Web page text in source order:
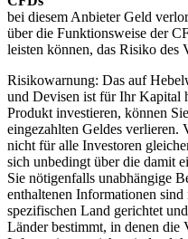
bei diesem Anbieter Geld
über die Funktionsweise der
leisten können, das Risiko des
Risikowarnung: Das auf
und Devisen ist für Ihr Kapital
Produkt investieren, können
eingezahlten Geldes verlieren.
nicht für alle Investoren
sich unbedingt über die damit
Sie nötigenfalls unabhängige
enthaltenen Informationen
spezifischen Land gerichtet
Länder bestimmt, in denen die